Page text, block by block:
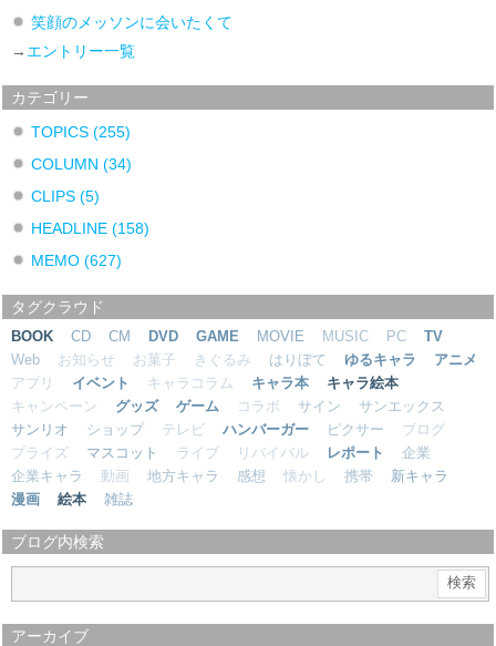
笑顔のメッソンに会いたくて
→ エントリー一覧
カテゴリー
TOPICS(255)
COLUMN(34)
CLIPS(5)
HEADLINE(158)
MEMO(627)
タグクラウド
BOOK CD CM DVD GAME MOVIE MUSIC PC
TV
Web
お知らせ お菓子 きぐるみ はりぼて ゆるキャラ
アニメ
アプリ
イベント キャラコラム キャラ本
キャラ絵本
キャンペーン
グッズ ゲーム コラボ サイン
サンエックス
サンリオ
ショップ テレビ ハンバーガー ピクサー
ブログ
プライズ
マスコット ライブ リバイバル レポート
企業
企業キャラ
動画 地方キャラ 感想 懐かし 携帯
新キャラ
漫画
絵本 雑誌
ブログ内検索
アーカイブ